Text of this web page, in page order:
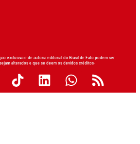
exclusiva e de autoria editorial do Brasil de Fato podem ser
alterados e que se deem os devidos créditos.